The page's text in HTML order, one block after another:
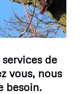
de
vous, nous
besoin.